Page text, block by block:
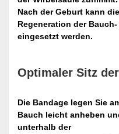
Nach der Geburt kann
Regeneration der
eingesetzt werden.
Optimaler Sitz
Die Bandage legen Sie
Bauch leicht anheben
unterhalb der